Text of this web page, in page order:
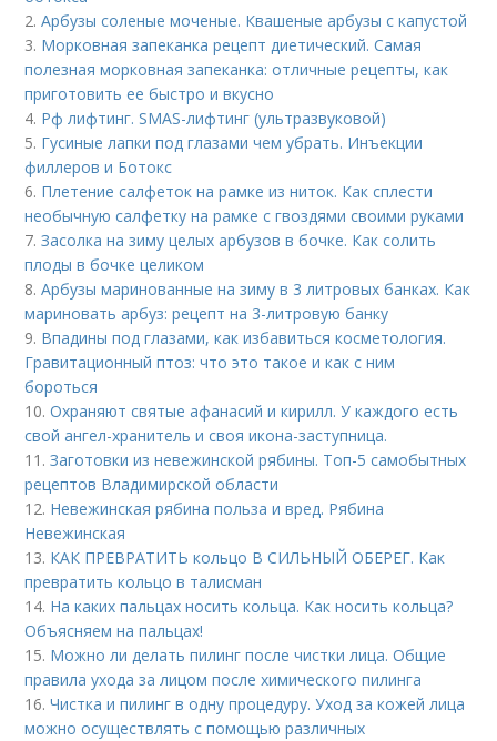
2.Арбузы соленые моченые. Квашеные арбузы с капустой
3. Морковная запеканка рецепт диетический. Самая
полезная морковная запеканка: отличные рецепты, как
приготовить ее быстро и вкусно
4. Рф лифтинг. SMAS-лифтинг (ультразвуковой)
5. Гусиные лапки под глазами чем убрать. Инъекции
филлеров и Ботокс
6. Плетение салфеток на рамке из ниток. Как сплести
необычную салфетку на рамке с гвоздями своими руками
7.Засолка на зиму целых арбузов в бочке. Как солить
плоды в бочке целиком
8.Арбузы маринованные на зиму в 3 литровых банках. Как
мариновать арбуз: рецепт на 3-литровую банку
9. Впадины под глазами, как избавиться косметология.
Гравитационный птоз: что это такое и как с ним
бороться
10.Охраняют святые афанасий и кирилл. У каждого есть
свой ангел-хранитель и своя икона-заступница.
11.Заготовки из невежинской рябины. Топ-5 самобытных
рецептов Владимирской области
12. Невежинская рябина польза и вред. Рябина
Невежинская
13. КАК ПРЕВРАТИТЬ кольцо В СИЛЬНЫЙ ОБЕРЕГ. Как
превратить кольцо в талисман
14. На каких пальцах носить кольца. Как носить кольца?
Объясняем на пальцах!
15. Можно ли делать пилинг после чистки лица. Общие
правила ухода за лицом после химического пилинга
16.Чистка и пилинг в одну процедуру. Уход за кожей лица
можно осуществлять с помощью различных